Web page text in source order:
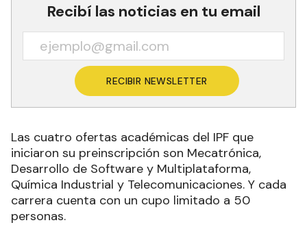
Recibí las noticias en tu email
RECIBIR NEWSLETTER
Las cuatro ofertas académicas del IPF que
iniciaron su preinscripción son Mecatrónica,
Desarrollo de Software y Multiplataforma,
Química Industrial y Telecomunicaciones. Y cada
carrera cuenta con un cupo limitado a 50
personas.